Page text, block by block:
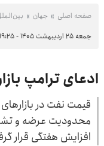
صفحه اصلی جهان
جمعه ۲۵ اردیبهشت ۱۴۰۵ - ۱۹:۲۵
ادعای ترامپ
قیمت نفت در
محدودیت عرضه و
افزایش هفتگی قرار